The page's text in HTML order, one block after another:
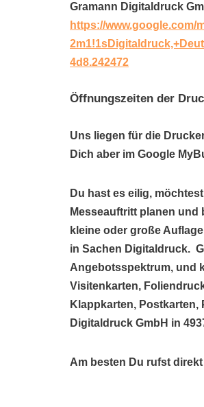
Gramann Digitaldruck
https://www.google.com/
4d8.242472
Öffnungszeiten der
Uns liegen für die
Dich aber im Google
Du hast es eilig,
Messeauftritt planen und
kleine oder große
in Sachen Digitaldruck.
Angebotsspektrum, und
Visitenkarten,
Klappkarten, Postkarten,
Digitaldruck GmbH in
Am besten Du rufst